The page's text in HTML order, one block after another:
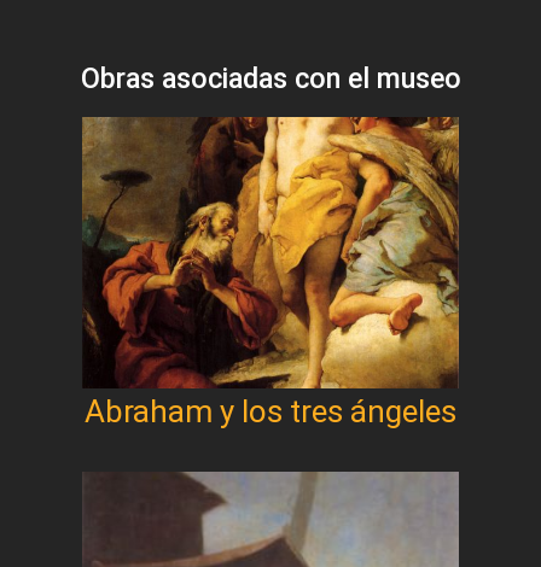
Obras asociadas con el museo
Abraham y los tres ángeles